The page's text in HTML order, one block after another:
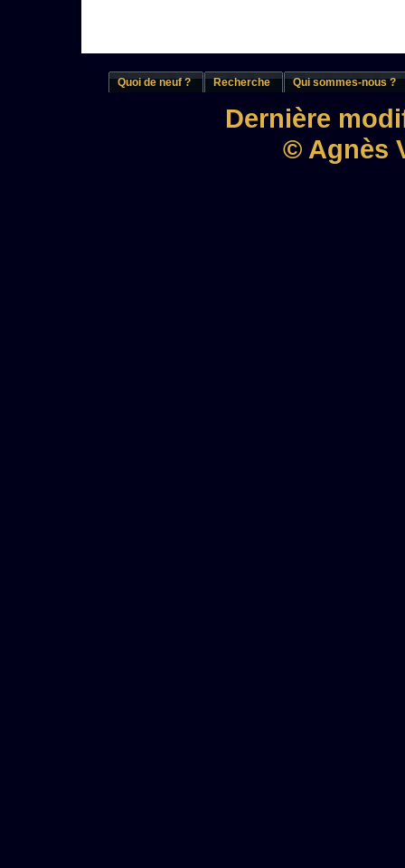
Quoi de neuf ? Recherche Qui sommes-nous ?
Dernière
© Agnès